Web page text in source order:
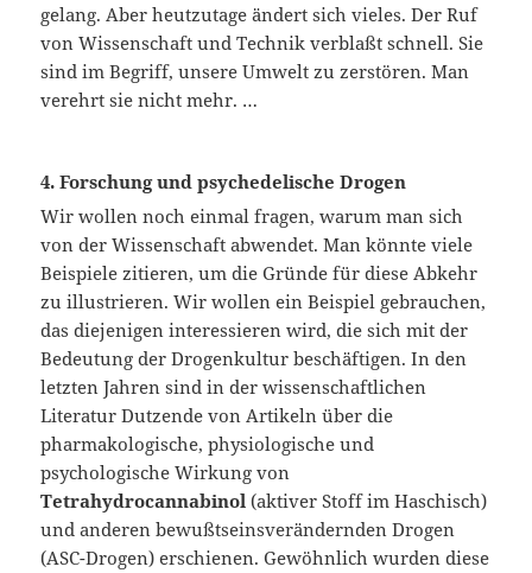
gelang. Aber heutzutage ändert sich vieles. Der Ruf
von Wissenschaft und Technik verblaßt schnell. Sie
sind im Begriff, unsere Umwelt zu zerstören. Man
verehrt sie nicht mehr. …
4. Forschung und psychedelische Drogen
Wir wollen noch einmal fragen, warum man sich
von der Wissenschaft abwendet. Man könnte viele
Beispiele zitieren, um die Gründe für diese Abkehr
zu illustrieren. Wir wollen ein Beispiel gebrauchen,
das diejenigen interessieren wird, die sich mit der
Bedeutung der Drogenkultur beschäftigen. In den
letzten Jahren sind in der wissenschaftlichen
Literatur Dutzende von Artikeln über die
pharmakologische, physiologische und
psychologische Wirkung von
Tetrahydrocannabinol (aktiver Stoff im Haschisch)
und anderen bewußtseinsverändernden Drogen
(ASC-Drogen) erschienen. Gewöhnlich wurden diese